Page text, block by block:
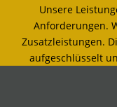
Unsere
Anforderungen.
Zusatzleistungen.
aufgeschlüsselt